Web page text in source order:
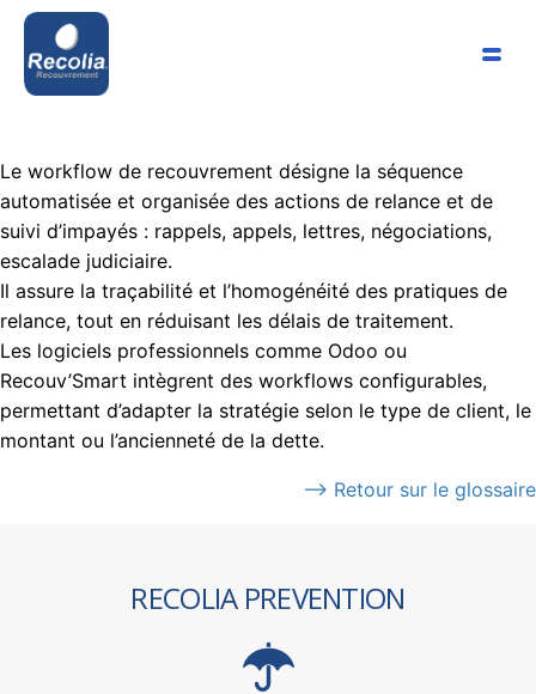
Le workflow de recouvrement désigne la séquence
automatisée et organisée des actions de relance et de
suivi d’impayés : rappels, appels, lettres, négociations,
escalade judiciaire.
Il assure la traçabilité et l’homogénéité des pratiques de
relance, tout en réduisant les délais de traitement.
Les logiciels professionnels comme Odoo ou
Recouv’Smart intègrent des workflows configurables,
permettant d’adapter la stratégie selon le type de client, le
montant ou l’ancienneté de la dette.
⟶ Retour sur le glossaire
RECOLIA PREVENTION